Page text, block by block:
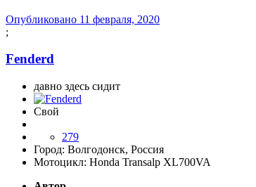
Опубликовано 11 февраля, 2020
;
Fenderd
давно здесь сидит
Свой
279
Город: Волгодонск, Россия
Мотоцикл: Honda Transalp XL700VA